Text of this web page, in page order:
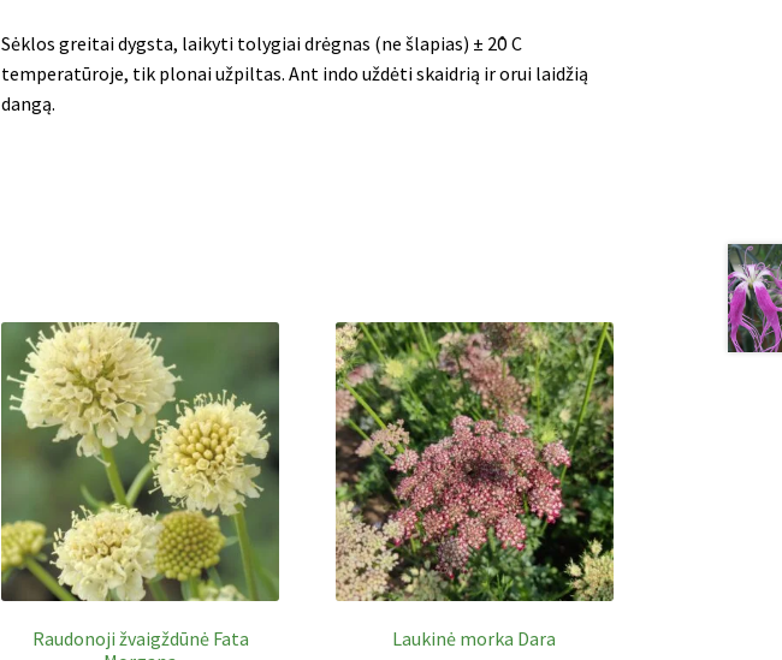
Sėklos greitai dygsta, laikyti tolygiai drėgnas (ne šlapias) ± 20̊ C
temperatūroje, tik plonai užpiltas. Ant indo uždėti skaidrią ir orui laidžią
dangą.
Raudonoji žvaigždūnė Fata
Laukinė morka Dara